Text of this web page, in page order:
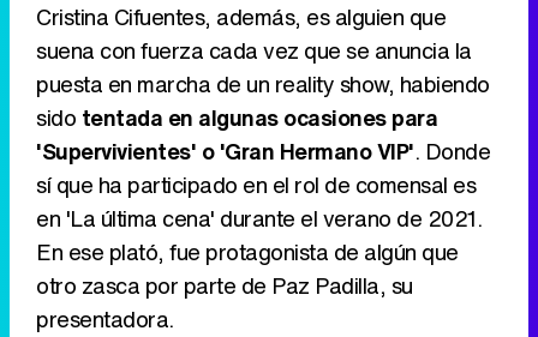
Cristina Cifuentes, además, es alguien que
suena con fuerza cada vez que se anuncia la
puesta en marcha de un reality show, habiendo
sido tentada en algunas ocasiones para
'Supervivientes' o 'Gran Hermano VIP'. Donde
sí que ha participado en el rol de comensal es
en 'La última cena' durante el verano de 2021.
En ese plató, fue protagonista de algún que
otro zasca por parte de Paz Padilla, su
presentadora.